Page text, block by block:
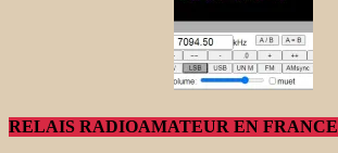
RELAIS RADIOAMATEUR EN FRANCE